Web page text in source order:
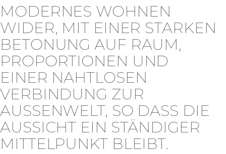
MODERNES WOHNEN
WIDER, MIT EINER STARKEN
BETONUNG AUF RAUM,
PROPORTIONEN UND
EINER NAHTLOSEN
VERBINDUNG ZUR
AUSSENWELT, SO DASS DIE A
USSICHT EIN STÄNDIGER M
ITTELPUNKT BLEIBT.